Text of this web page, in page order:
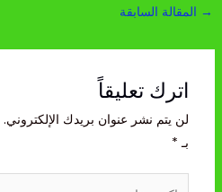
→ المقالة السابقة
اترك تعليقاً
لن يتم نشر عنوان بريدك الإلكتروني.
بـ *